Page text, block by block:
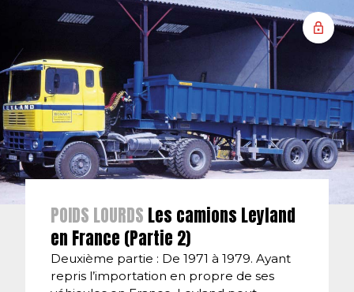
POIDS LOURDS Les camions Leyland
en France (Partie 2)
Deuxième partie : De 1971 à 1979. Ayant
repris l’importation en propre de ses